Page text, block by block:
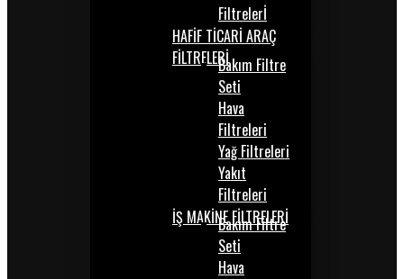
Filtrelerİ
HAFİF TİCARİ ARAÇ
FİLTRELERİBakım Filtre
Seti
Hava
Filtreleri
Yağ Filtreleri
Yakıt
Filtreleri
İŞ MAKİNE FİLTRELERİ
Bakım Filtre
Seti
Hava